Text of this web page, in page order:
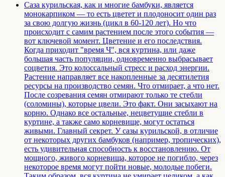
Саза курильская, как и многие бамбуки, является
монокарпиком — то есть цветет и плодоносит один раз
за свою долгую жизнь (цикл в 60-120 лет). Но что
происходит с самим растением после этого события —
вот ключевой момент. Цветение и его последствия.
Когда приходит "время Ч", вся куртина, или даже
большая часть популяции, одновременно выбрасывает
соцветия. Это колоссальный стресс и расход энергии.
Растение направляет все накопленные за десятилетия
ресурсы на производство семян. Что отмирает, а что нет.
После созревания семян отмирают только те стебли
(соломины), которые цвели. Это факт. Они засыхают на
корню. Однако все остальные, нецветущие стебли в
куртине, а также само корневище, могут остаться
живыми. Главный секрет. У сазы курильской, в отличие
от некоторых других бамбуков (например, тропических),
есть удивительная способность к восстановлению. От
мощного, живого корневища, которое не погибло, через
некоторое время могут пойти новые, молодые побеги.